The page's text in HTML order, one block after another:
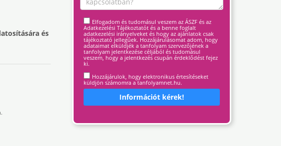
és
Elfogadom és tudomásul veszem az ÁSZF és az
Adatkezelési Tájékoztatót és a benne foglalt
adatkezelési irányelveket és hogy az ajánlatok csak
tájékoztató jellegűek. Hozzájárulásomat adom, hogy
adataimat elküldjék a tanfolyam szervezőjének a
tanfolyam jelentkezése céljából és tudomásul
veszem, hogy a jelentkezés csupán érdeklődést fejez
ki.
Hozzájárulok, hogy elektronikus értesítéseket
küldjön számomra a tanfolyamnet.hu.
Információt kérek!